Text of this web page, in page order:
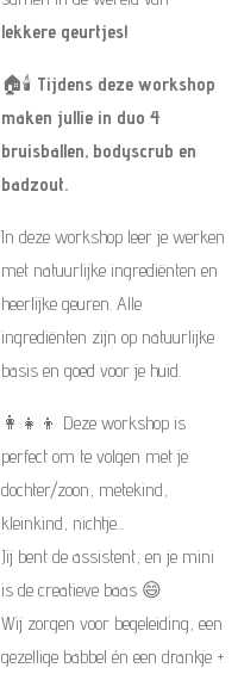
lekkere geurtjes!
🏠🕯️ Tijdens deze workshop
maken jullie in duo 4
bruisballen, bodyscrub en
badzout.
In deze workshop leer je werken
met natuurlijke ingrediënten en
heerlijke geuren. Alle
ingrediënten zijn op natuurlijke
basis en goed voor je huid.
👩‍👧‍👦 Deze workshop is
perfect om te volgen met je
dochter/zoon, metekind,
kleinkind, nichtje...
Jij bent de assistent, en je mini
is de creatieve baas 😄
Wij zorgen voor begeleiding, een
gezellige babbel én een drankje +